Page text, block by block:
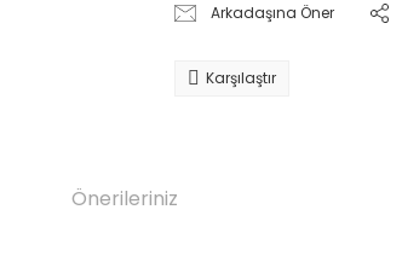
Arkadaşına Öner
Karşılaştır
Önerileriniz